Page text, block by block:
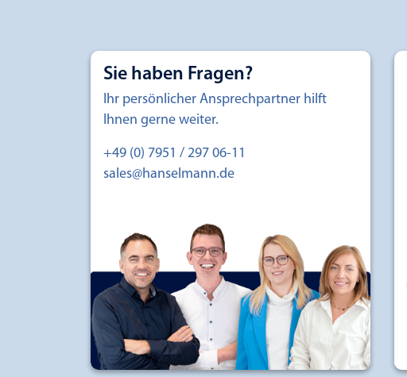
Sie haben Fragen?
Ihr persönlicher Ansprechpartner hilft
Ihnen gerne weiter.
+49 (0) 7951 / 297 06-11
sales@hanselmann.de